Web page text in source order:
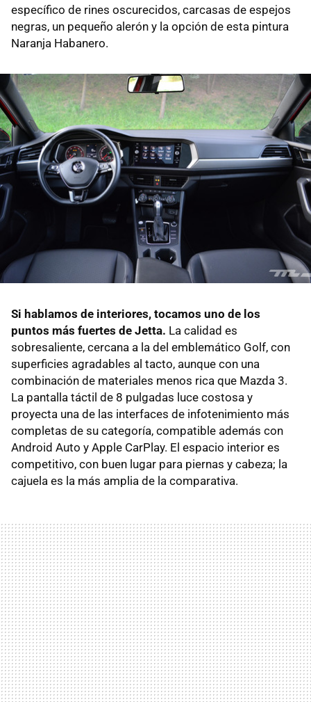
específico de rines oscurecidos, carcasas de espejos
negras, un pequeño alerón y la opción de esta pintura
Naranja Habanero.
Si hablamos de interiores, tocamos uno de los
puntos más fuertes de Jetta. La calidad es
sobresaliente, cercana a la del emblemático Golf, con
superficies agradables al tacto, aunque con una
combinación de materiales menos rica que Mazda 3.
La pantalla táctil de 8 pulgadas luce costosa y
proyecta una de las interfaces de infotenimiento más
completas de su categoría, compatible además con
Android Auto y Apple CarPlay. El espacio interior es
competitivo, con buen lugar para piernas y cabeza; la
cajuela es la más amplia de la comparativa.